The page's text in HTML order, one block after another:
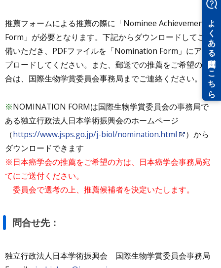
推薦フォームによる推薦の際に「Nominee Achievement
Form」が必要となります。下記からダウンロードしてご準
備いただき、PDFファイルを「Nomination Form」にアッ
プロードしてください。また、郵送での推薦をご希望の場
合は、国際生物学賞委員会事務局までご連絡ください。
※NOMINATION FORMは国際生物学賞委員会の事務局で
ある独立行政法人日本学術振興会のホームページ
（https://www.jsps.go.jp/j-biol/nomination.html
）から
ダウンロードできます
※日本癌学会の推薦をご希望の方は、日本癌学会事務局宛
てにご送付ください。
委員会で選考の上、推薦候補者を決定いたします。
問合せ先：
独立行政法人日本学術振興会 国際生物学賞委員会事務局